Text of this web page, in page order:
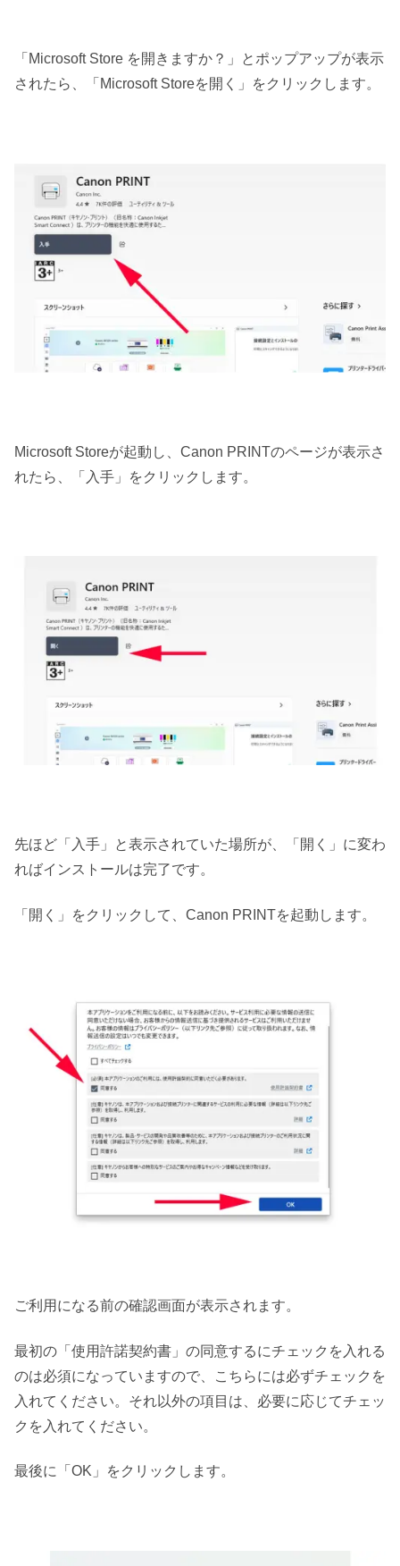
「Microsoft Store を開きますか？」とポップアップが表示
されたら、「Microsoft Storeを開く」をクリックします。
Microsoft Storeが起動し、Canon PRINTのページが表示さ
れたら、「入手」をクリックします。
先ほど「入手」と表示されていた場所が、「開く」に変わ
ればインストールは完了です。
「開く」をクリックして、Canon PRINTを起動します。
ご利用になる前の確認画面が表示されます。
最初の「使用許諾契約書」の同意するにチェックを入れる
のは必須になっていますので、こちらには必ずチェックを
入れてください。それ以外の項目は、必要に応じてチェッ
クを入れてください。
最後に「OK」をクリックします。